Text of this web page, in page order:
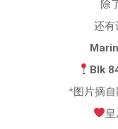
除
还有
Blk
*图片摘
皇